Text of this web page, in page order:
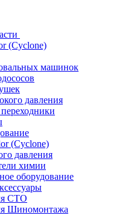
(Cyclone)
машинок
давления
(Cyclone)
давления
химии
оборудование
СТО
Шиномонтажа